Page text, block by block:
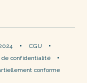
CGU
de confidentialité
conforme